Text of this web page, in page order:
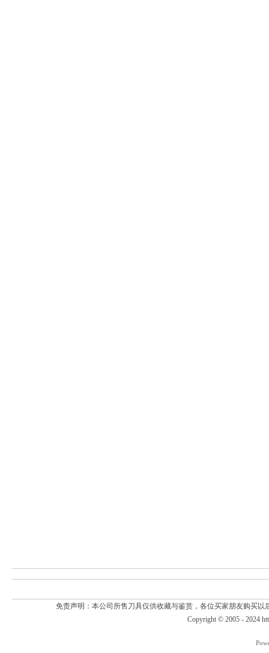
免责声明：本公司所售刀具仅供收藏与鉴赏，各位买家朋友购买
Copyright © 2005 - 2024